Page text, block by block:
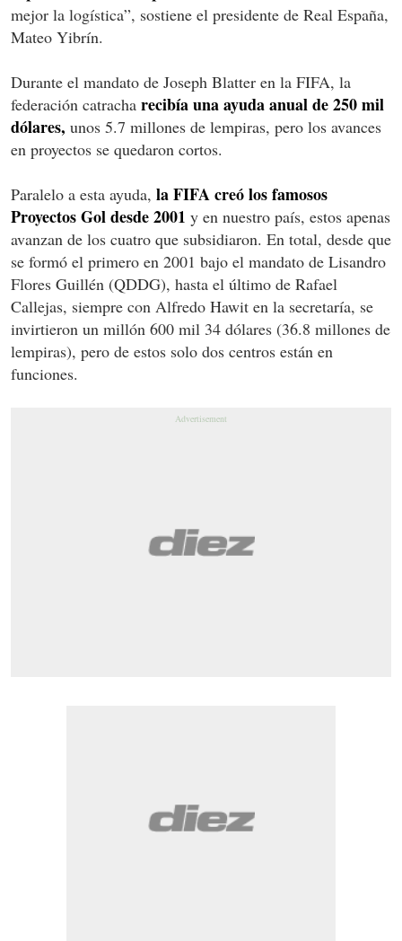
mejor la logística”, sostiene el presidente de Real España,
Mateo Yibrín.
Durante el mandato de Joseph Blatter en la FIFA, la
federación catracha recibía una ayuda anual de 250 mil
dólares, unos 5.7 millones de lempiras, pero los avances
en proyectos se quedaron cortos.
Paralelo a esta ayuda, la FIFA creó los famosos
Proyectos Gol desde 2001 y en nuestro país, estos apenas
avanzan de los cuatro que subsidiaron. En total, desde que
se formó el primero en 2001 bajo el mandato de Lisandro
Flores Guillén (QDDG), hasta el último de Rafael
Callejas, siempre con Alfredo Hawit en la secretaría, se
invirtieron un millón 600 mil 34 dólares (36.8 millones de
lempiras), pero de estos solo dos centros están en
funciones.